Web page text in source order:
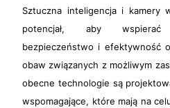
Sztuczna inteligencja i kamery
potencjał, aby wspierać
bezpieczeństwo i efektywność
obaw związanych z możliwym
obecne technologie są
wspomagające, które mają na